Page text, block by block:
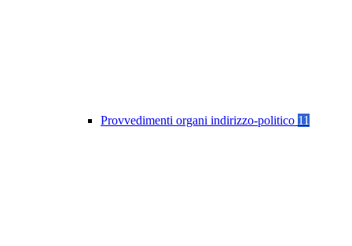
Provvedimenti organi indirizzo-politico 11